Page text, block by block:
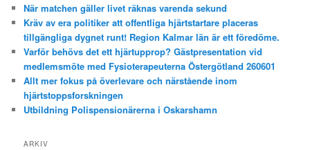
När matchen gäller livet räknas varenda sekund
Kräv av era politiker att offentliga hjärtstartare placeras
tillgängliga dygnet runt! Region Kalmar län är ett föredöme.
Varför behövs det ett hjärtupprop? Gästpresentation vid
medlemsmöte med Fysioterapeuterna Östergötland 260601
Allt mer fokus på överlevare och närstående inom
hjärtstoppsforskningen
Utbildning Polispensionärerna i Oskarshamn
ARKIV